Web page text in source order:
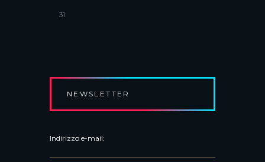
31
NEWSLETTER
Indirizzo e-mail: